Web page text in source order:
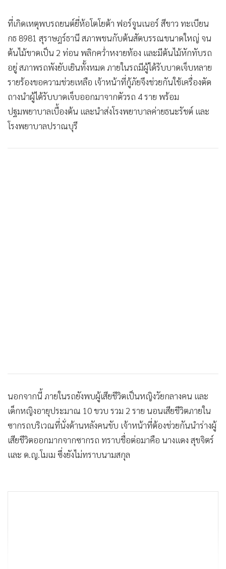
• ญี่ปุ่น
• News1
• Gotomanager
ที่เกิดเหตุพบรถยนต์ยี่ห้อโตโยต้า ฟอร์จูนเนอร์ สีขาว ทะเบียน
กธ 8981 สุราษฎร์ธานี สภาพชนกับต้นสัตบรรณขนาดใหญ่ จน
ต้นไม้ขาดเป็น 2 ท่อน พลิกคว่ำหงายท้อง และมีต้นไม้หักทับรถ
อยู่ สภาพรถพังยับเยินทั้งหมด ภายในรถมีผู้ได้รับบาดเจ็บหลาย
รายร้องขอความช่วยเหลือ เจ้าหน้าที่กู้ภัยจึงช่วยกันใช้เครื่องตัด
ถางนำผู้ได้รับบาดเจ็บออกมาจากตัวรถ 4 ราย พร้อม
ปฐมพยาบาลเบื้องต้น และนำส่งโรงพยาบาลค่ายธนะรัชต์ และ
โรงพยาบาลปราณบุรี
นอกจากนี้ ภายในรถยังพบผู้เสียชีวิตเป็นหญิงวัยกลางคน และ
เด็กหญิงอายุประมาณ 10 ขวบ รวม 2 ราย นอนเสียชีวิตภายใน
ซากรถบริเวณที่นั่งด้านหลังคนขับ เจ้าหน้าที่ต้องช่วยกันนำร่างผู้
เสียชีวิตออกมากจากซากรถ ทราบชื่อต่อมาคือ นางแดง สุขจิตร์
และ ด.ญ.โมเม ซึ่งยังไม่ทราบนามสกุล